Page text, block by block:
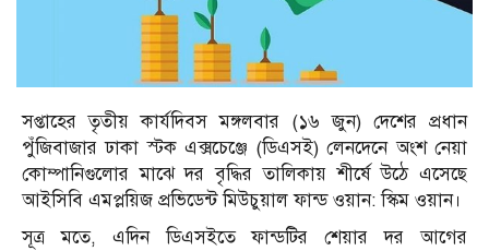
সপ্তাহের তৃতীয় কার্যদিবস মঙ্গলবার (১৬ জুন) দেশের প্রধান
পুঁজিবাজার ঢাকা স্টক এক্সচেঞ্জে (ডিএসই) লেনদেনে অংশ নেয়া
কোম্পানিগুলোর মাঝে দর বৃদ্ধির তালিকায় শীর্ষে উঠে এসেছে
আইসিবি এমপ্লয়িজ প্রভিডেন্ট মিউচুয়াল ফান্ড ওয়ান: স্কিম ওয়ান।
সূত্র মতে, এদিন ডিএসইতে ফান্ডটির শেয়ার দর আগের